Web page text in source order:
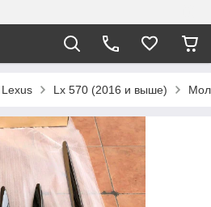
Lexus Lx 570 (2016 и выше)